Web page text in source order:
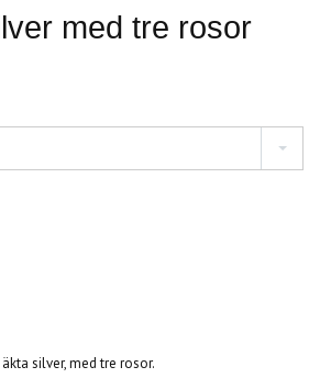
med tre rosor
silver, med tre rosor.